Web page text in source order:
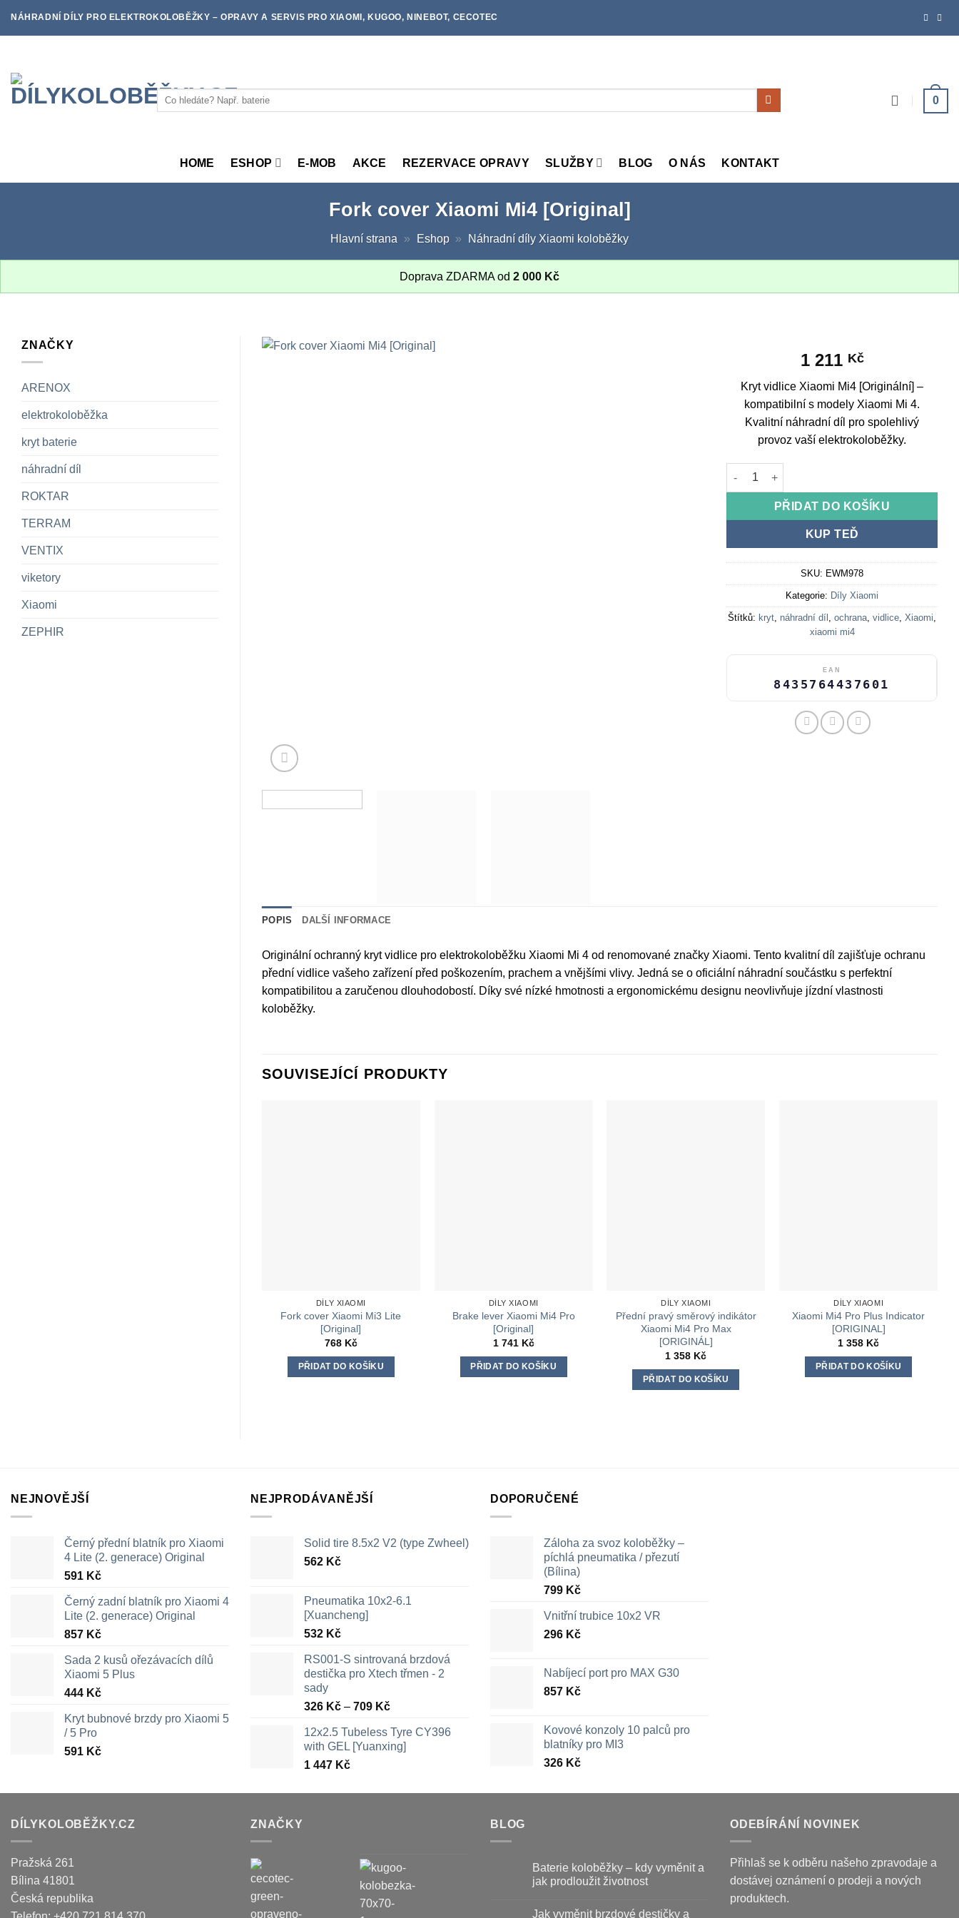
NÁHRADNÍ DÍLY PRO ELEKTROKOLOBĚŽKY – OPRAVY A SERVIS PRO XIAOMI, KUGOO, NINEBOT, CECOTEC
Hledat: 0
HOME ESHOP E-MOB AKCE REZERVACE OPRAVY SLUŽBY BLOG O NÁS KONTAKT
Fork cover Xiaomi Mi4 [Original]
Hlavní strana » Eshop » Náhradní díly Xiaomi koloběžky
Doprava ZDARMA od 2 000 Kč
ZNAČKY
ARENOX
elektrokoloběžka
kryt baterie
náhradní díl
ROKTAR
TERRAM
VENTIX
viketory
Xiaomi
ZEPHIR
1 211 Kč
Kryt vidlice Xiaomi Mi4 [Originální] –
kompatibilní s modely Xiaomi Mi 4.
Kvalitní náhradní díl pro spolehlivý
provoz vaší elektrokoloběžky.
Fork cover Xiaomi Mi4 [Original] množství
PŘIDAT DO KOŠÍKU
KUP TEĎ
SKU: EWM978
Kategorie: Díly Xiaomi
Štítků: kryt, náhradní díl ,ochrana,vidlice,Xiaomi,
xiaomi mi4
EAN
8435764437601
POPIS DALŠÍ INFORMACE
Originální ochranný kryt vidlice pro elektrokoloběžku Xiaomi Mi 4 od renomované značky Xiaomi. Tento kvalitní díl zajišťuje ochranu
přední vidlice vašeho zařízení před poškozením, prachem a vnějšími vlivy. Jedná se o oficiální náhradní součástku s perfektní
kompatibilitou a zaručenou dlouhodobostí. Díky své nízké hmotnosti a ergonomickému designu neovlivňuje jízdní vlastnosti
koloběžky.
SOUVISEJÍCÍ PRODUKTY
DÍLY XIAOMI
Fork cover Xiaomi Mi3 Lite
[Original]
768 Kč
PŘIDAT DO KOŠÍKU
DÍLY XIAOMI
Brake lever Xiaomi Mi4 Pro
[Original]
1 741 Kč
PŘIDAT DO KOŠÍKU
DÍLY XIAOMI
Přední pravý směrový indikátor
Xiaomi Mi4 Pro Max
[ORIGINÁL]
1 358 Kč
PŘIDAT DO KOŠÍKU
DÍLY XIAOMI
Xiaomi Mi4 Pro Plus Indicator
[ORIGINAL]
1 358 Kč
PŘIDAT DO KOŠÍKU
NEJNOVĚJŠÍ
Černý přední blatník pro Xiaomi
4 Lite (2. generace) Original
591 Kč
Černý zadní blatník pro Xiaomi 4
Lite (2. generace) Original
857 Kč
Sada 2 kusů ořezávacích dílů
Xiaomi 5 Plus
444 Kč
Kryt bubnové brzdy pro Xiaomi 5
/ 5 Pro
591 Kč
NEJPRODÁVANĚJŠÍ
Solid tire 8.5x2 V2 (type Zwheel)
562 Kč
Pneumatika 10x2-6.1
[Xuancheng]
532 Kč
RS001-S sintrovaná brzdová
destička pro Xtech třmen - 2
sady
326 Kč – 709 KčRozpětí
326 Kč
až
12x2.5 Tubeless Tyre CY396
with GEL [Yuanxing]
1 447 Kč
DOPORUČENÉ
Záloha za svoz koloběžky –
píchlá pneumatika / přezutí
(Bílina)
799 Kč
Vnitřní trubice 10x2 VR
296 Kč
Nabíjecí port pro MAX G30
857 Kč
Kovové konzoly 10 palců pro
blatníky pro MI3
326 Kč
DÍLYKOLOBĚŽKY.CZ
Pražská 261
Bílina 41801
Česká republika
ZNAČKY BLOG
Baterie koloběžky – kdy vyměnit a
jak prodloužit životnost
Jak vyměnit brzdové destičky a
ODEBÍRÁNÍ NOVINEK
Přihlaš se k odběru našeho zpravodaje a
dostávej oznámení o prodeji a nových
produktech.